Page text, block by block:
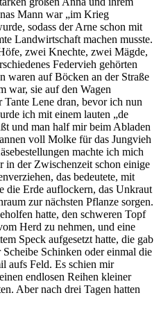
Mann war im Krieg
sodass der Arne schon mit
Landwirtschaft machen musste.
zwei Knechte, zwei Mägde,
Federvieh gehörten
auf Böcken an der Straße
war, sie auf den Wagen
Lene dran, bevor ich nun
ich mit einem lauten
de
und man half mir beim Abladen
voll Molke für das Jungvieh
machte ich mich
der Zwischenzeit schon einige
das bedeutete, mit
die Erde auflockern, das Unkraut
zur nächsten Pflanze sorgen.
hatte, den schweren Topf
Herd zu nehmen, und eine
Speck aufgesetzt hatte, die gab
Schinken oder einmal die
aufs Feld. Es schien mir
endlosen Reihen kleiner
Aber nach drei Tagen hatten